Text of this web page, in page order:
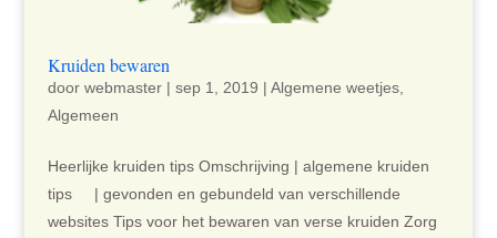
Kruiden bewaren
door webmaster| sep 1, 2019 | Algemene weetjes,
Algemeen
Heerlijke kruiden tips Omschrijving | algemene kruiden
tips | gevonden en gebundeld van verschillende
websites Tips voor het bewaren van verse kruiden Zorg